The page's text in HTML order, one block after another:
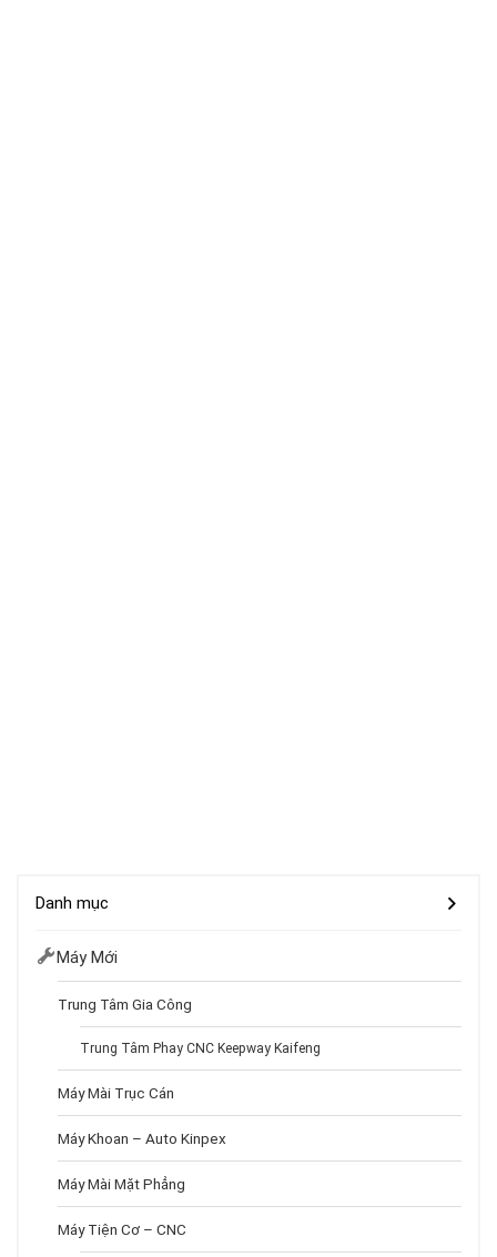
Danh mục
Máy Mới
Trung Tâm Gia Công
Trung Tâm Phay CNC Keepway Kaifeng
Máy Mài Trục Cán
Máy Khoan – Auto Kinpex
Máy Mài Mặt Phẳng
Máy Tiện Cơ – CNC